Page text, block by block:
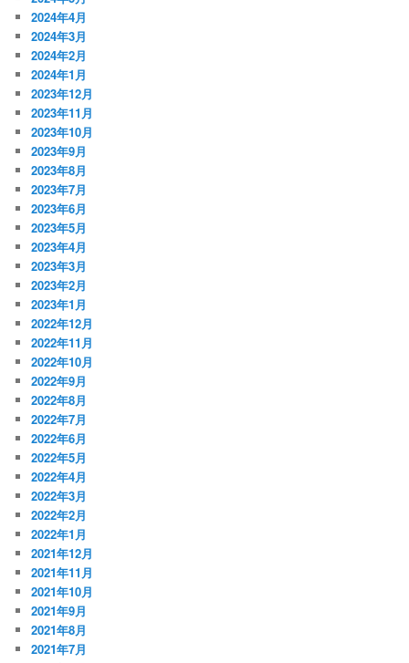
2024年4月
2024年3月
2024年2月
2024年1月
2023年12月
2023年11月
2023年10月
2023年9月
2023年8月
2023年7月
2023年6月
2023年5月
2023年4月
2023年3月
2023年2月
2023年1月
2022年12月
2022年11月
2022年10月
2022年9月
2022年8月
2022年7月
2022年6月
2022年5月
2022年4月
2022年3月
2022年2月
2022年1月
2021年12月
2021年11月
2021年10月
2021年9月
2021年8月
2021年7月